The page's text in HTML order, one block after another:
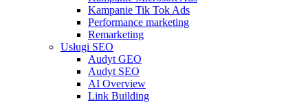
Kampanie Tik Tok Ads
Performance marketing
Remarketing
Usługi SEO
Audyt GEO
Audyt SEO
AI Overview
Link Building